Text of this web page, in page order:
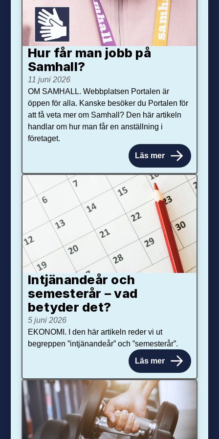
Hur får man jobb på
Samhall?
11 juni 2026
OM SAMHALL. Webbplatsen Portalen är
öppen för alla. Kanske besöker du Portalen för
att få veta mer om Samhall? Den här artikeln
handlar om hur man får en anställning i
företaget.
Läs mer
Intjänandeår och
semesterår – vad
betyder det?
5 juni 2026
EKONOMI. I den här artikeln reder vi ut
begreppen ”intjänandeår” och ”semesterår”.
Läs mer